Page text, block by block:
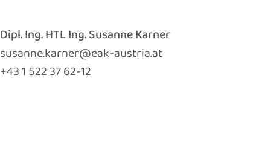
Dipl. Ing. HTL Ing. Susanne Karner
susanne.karner@eak-austria.at
+43 1 522 37 62-12